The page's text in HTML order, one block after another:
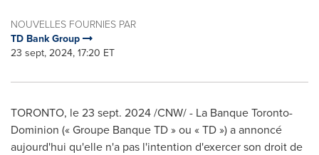
NOUVELLES FOURNIES PAR
TD Bank Group
23 sept, 2024, 17:20 ET
TORONTO, le23 sept. 2024/CNW/ - La Banque Toronto-
Dominion (« Groupe Banque TD » ou « TD ») a annoncé
aujourd'hui qu'elle n'a pas l'intention d'exercer son droit de